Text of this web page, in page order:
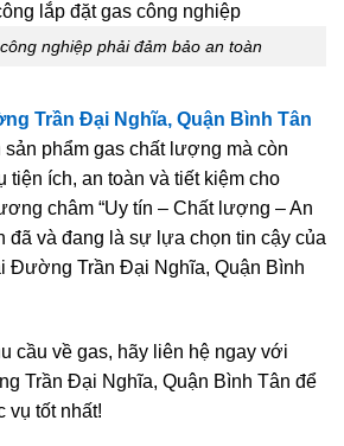
nghiệp phải đảm bảo an toàn
Trần Đại Nghĩa, Quận Bình Tân
sản phẩm gas chất lượng mà còn
tiện ích, an toàn và tiết kiệm cho
châm “Uy tín – Chất lượng – An
đã và đang là sự lựa chọn tin cậy của
Đường Trần Đại Nghĩa, Quận Bình
cầu về gas, hãy liên hệ ngay với
Trần Đại Nghĩa, Quận Bình Tân để
vụ tốt nhất!